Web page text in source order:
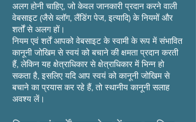
अलग होनी चाहिए, जो केवल जानकारी प्रदान करने वाली
वेबसाइट (जैसे ब्लॉग, लैंडिंग पेज, इत्यादि) के नियमों और
शर्तों से अलग हों।
नियम एवं शर्तें आपको वेबसाइट के स्वामी के रूप में संभावित
कानूनी जोखिम से स्वयं को बचाने की क्षमता प्रदान करती
हैं, लेकिन यह क्षेत्राधिकार से क्षेत्राधिकार में भिन्न हो
सकता है, इसलिए यदि आप स्वयं को कानूनी जोखिम से
बचाने का प्रयास कर रहे हैं, तो स्थानीय कानूनी सलाह
अवश्य लें।